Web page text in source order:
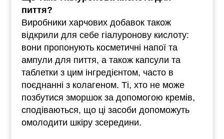
пиття?
Виробники харчових добавок також
відкрили для себе гіалуронову кислоту:
вони пропонують косметичні напої та
ампули для пиття, а також капсули та
таблетки з цим інгредієнтом, часто в
поєднанні з колагеном. Ті, хто не може
позбутися зморшок за допомогою кремів,
сподіваються, що ці засоби допоможуть
омолодити шкіру зсередини.